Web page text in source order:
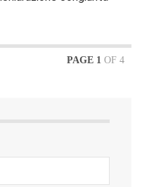
PAGE 1 OF 4